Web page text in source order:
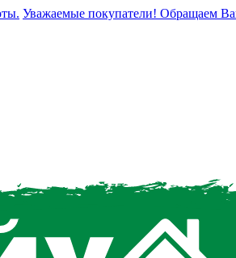
Уважаемые покупатели! Обращаем Ваше